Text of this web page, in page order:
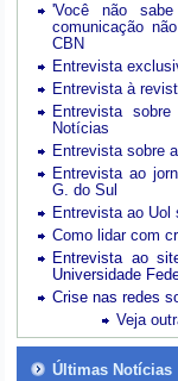
'Você não
comunicação
CBN
Entrevista
Entrevista à
Entrevista
Notícias
Entrevista sobre
Entrevista ao
G. do Sul
Entrevista ao Uol
Como lidar com
Entrevista ao
Universidade
Crise nas redes
Veja
Últimas Notícias